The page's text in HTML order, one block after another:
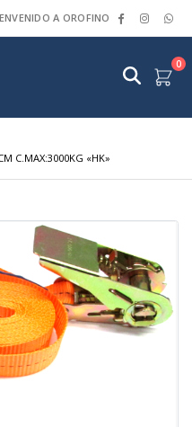
A OROFINO
0
C.MAX:3000KG «HK»